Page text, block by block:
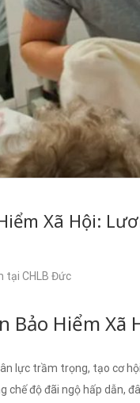
Xã Hội:
tại CHLB Đức
Bảo Hiểm Xã
lực trầm trọng, tạo cơ
độ đãi ngộ hấp dẫn,